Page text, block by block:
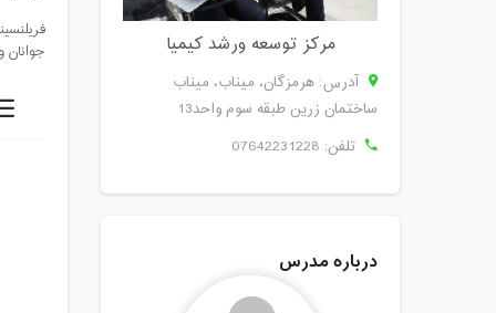
جوانان
مرکز توسعه ورشد کیمیا
آدرس: هرمزگان، ميناب، میناب
ساختمان زرین طبقه سوم واحد13
تلفن: 07642231228
درباره مدرس